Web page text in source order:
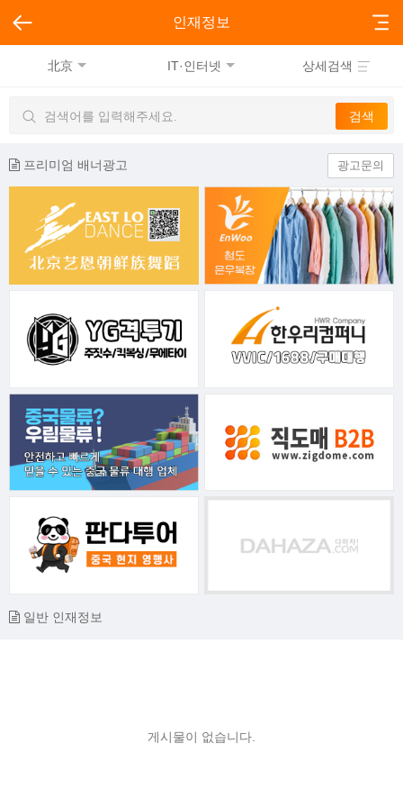
인재정보
北京 IT·인터넷 상세검색
프리미엄 배너광고 광고문의
일반 인재정보
게시물이 없습니다.